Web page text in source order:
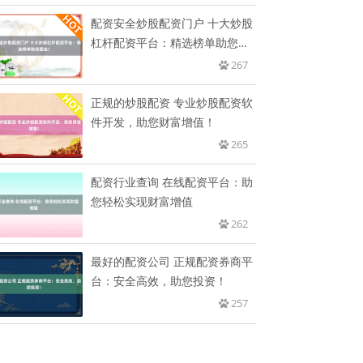
配资安全炒股配资门户 十大炒股
杠杆配资平台：精选榜单助您掘
267
正规的炒股配资 专业炒股配资软
件开发，助您财富增值！
265
配资行业查询 在线配资平台：助
您轻松实现财富增值
262
最好的配资公司 正规配资券商平
台：安全高效，助您投资！
257